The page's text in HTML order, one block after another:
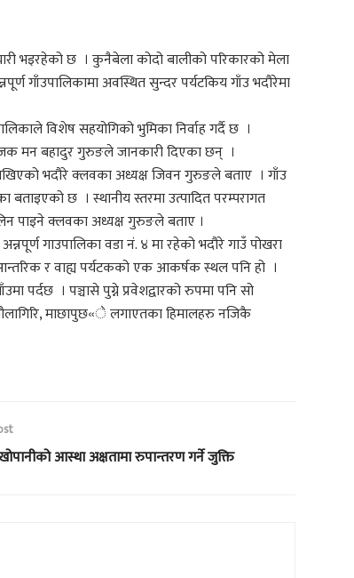
भइरहेको छ । कुनैबेला कोदो बालीको परिकारको मेला
गाँउपालिकामा अवस्थित सुन्दर पर्यटकिय गाँउ भदौरेमा
विशेष सहयोगिको भुमिका निर्वाह गर्दै छ ।
मन बहादुर गुरुङले जानकारी दिएका छन् ।
भदौरे क्लवका अध्यक्ष जिवन गुरुङले बताए । गाँउ
छ । स्थानीय स्तरमा उत्पादित परम्परागत
पाइने क्लवका अध्यक्ष गुरुङले बताए ।
गाउपालिका वडा नं. ४ मा रहेको भदौरे गाउँ पोखरा
र वाह्य पर्यटकको एक आकर्षक स्थल पनि हो ।
पर्दछ । पञ्चासे पुग्ने प्रवेशद्वारको रुपमा पनि सो
माछापुछ«े लगाएतका हिमालहरु नजिकै
आस्था अक्षतामा रुपान्तरण गर्ने जुक्ति